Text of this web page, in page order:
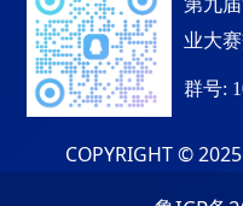
业大
群号:
COPYRIGHT © 2025